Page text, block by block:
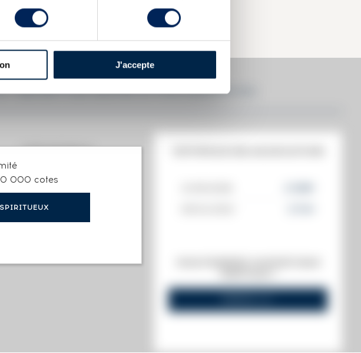
J'accepte
10 years Of.
Limited Edition
000 cotes
1000 BOTTLES MASTER OF PHOTOGRAPHY N°2
3 189